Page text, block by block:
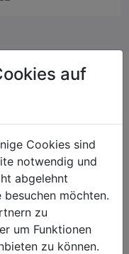
auf
Cookies sind
notwendig und
abgelehnt
besuchen möchten.
zu
um Funktionen
zu können.